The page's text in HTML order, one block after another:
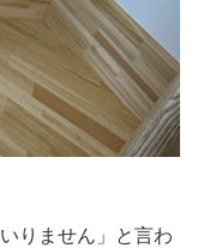
りません」と言わ